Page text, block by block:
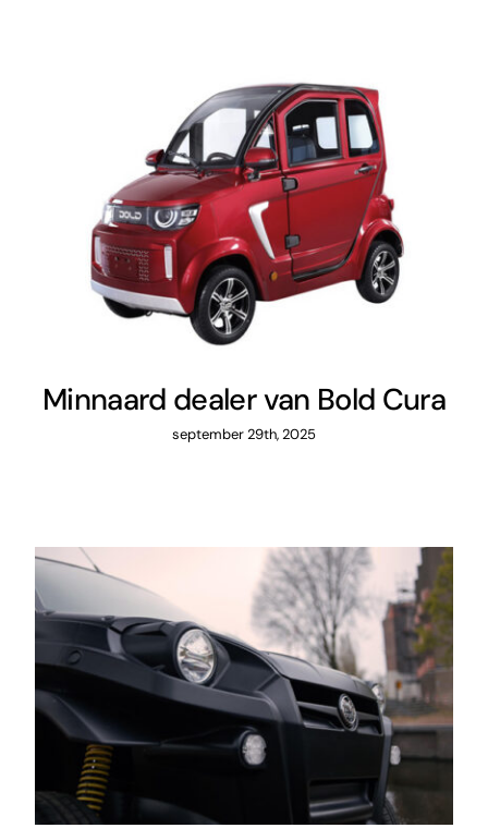
Minnaard dealer van Bold Cura
september 29th, 2025